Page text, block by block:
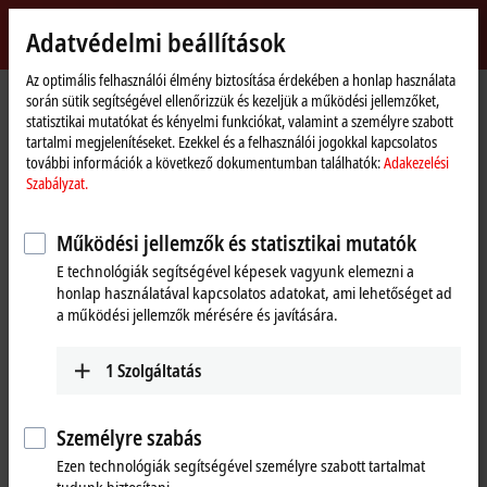
Beckhoff
-
New
Automation
Technology
KezdőlapVállalati információk
Hírek
The integrated measurement technology in the ELM3xxx series
Az "Accept"-re kattintva megjelenik a videó, és megadhatók az
adatkezelési beállítások; a Video-ból származó külső tartalmat ekkor
tölti be a rendszer. További részletek itt találhatók:Adakezelési
Szabályzat.
Mar 16, 2022
Adatvédelmi beállítások
Az optimális felhasználói élmény biztosítása érdekében a honlap használata
során sütik segítségével ellenőrizzük és kezeljük a működési jellemzőket,
statisztikai mutatókat és kényelmi funkciókat, valamint a személyre szabott
tartalmi megjelenítéseket. Ezekkel és a felhasználói jogokkal kapcsolatos
további információk a következő dokumentumban találhatók:Adakezelési
Szabályzat.
Működési jellemzők és statisztikai mutatók
E technológiák segítségével képesek vagyunk elemezni a
honlap használatával kapcsolatos adatokat, ami lehetőséget ad
a működési jellemzők mérésére és javítására.
1 Szolgáltatás
Személyre szabás
Ezen technológiák segítségével személyre szabott tartalmat